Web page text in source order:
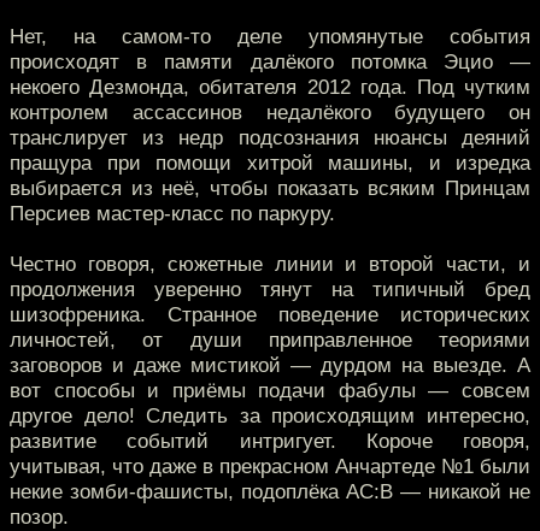
Нет, на самом-то деле упомянутые события
происходят в памяти далёкого потомка Эцио —
некоего Дезмонда, обитателя 2012 года. Под чутким
контролем ассассинов недалёкого будущего он
транслирует из недр подсознания нюансы деяний
пращура при помощи хитрой машины, и изредка
выбирается из неё, чтобы показать всяким Принцам
Персиев мастер-класс по паркуру.
Честно говоря, сюжетные линии и второй части, и
продолжения уверенно тянут на типичный бред
шизофреника. Странное поведение исторических
личностей, от души приправленное теориями
заговоров и даже мистикой — дурдом на выезде. А
вот способы и приёмы подачи фабулы — совсем
другое дело! Следить за происходящим интересно,
развитие событий интригует. Короче говоря,
учитывая, что даже в прекрасном Анчартеде №1 были
некие зомби-фашисты, подоплёка AC:B — никакой не
позор.